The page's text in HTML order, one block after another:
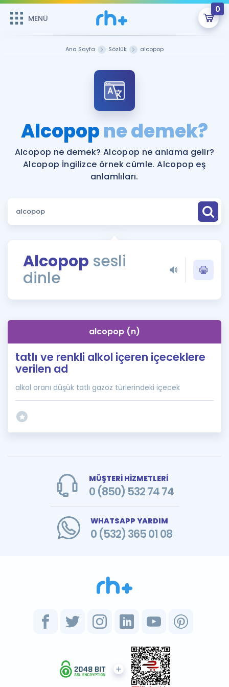
MENÜ
0
Şifremi Hatırlamıyorum
ÜYE DEĞİLİM
Sepetin Şu An Boş.
Remzi Hoca ile seni sınava hazırlayacak onlarca eğitim seni
bekliyor!
MENÜ
Katılımcı Görüşleri
Faydalı Araçlar
Sözlük
Rehberlik Aracı
ÖSYM Sınav Takvimi
İngilizce Gramer
Hakkımızda
Ana Sayfa Sözlük alcopop
Alcopopne demek?
Alcopop ne demek? Alcopop ne anlama gelir?
Alcopop İngilizce örnek cümle. Alcopop eş
anlamlıları.
Alcopop sesli
dinle
alcopop (n)
tatlı ve renkli alkol içeren içeceklere
verilen ad
alkol oranı düşük tatlı gazoz türlerindeki içecek
MÜŞTERİ HİZMETLERİ
0 (850) 532 74 74
WHATSAPP YARDIM
0 (532) 365 01 08